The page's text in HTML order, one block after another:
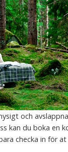
och
kan du boka en
checka in för at